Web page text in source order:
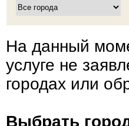
На данный
услуге не
городах или
Выбрать